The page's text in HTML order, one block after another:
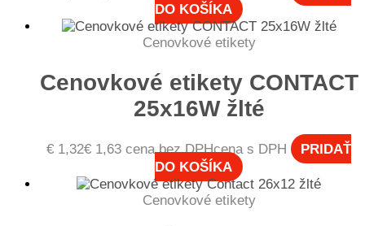
DO KOŠÍKA
Cenovkové etikety
Cenovkové etikety CONTACT
25x16W žlté
€1,32€1,63 cena bez DPHcena s DPH
PRIDAŤ
DO KOŠÍKA
Cenovkové etikety